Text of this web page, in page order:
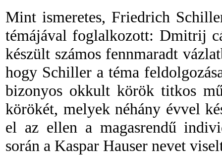
Mint ismeretes, Friedrich
témájával foglalkozott: Dmitrij
készült számos fennmaradt
hogy Schiller a téma
bizonyos okkult körök titkos
körökét, melyek néhány évvel
el az ellen a magasrendű
során a Kaspar Hauser nevet